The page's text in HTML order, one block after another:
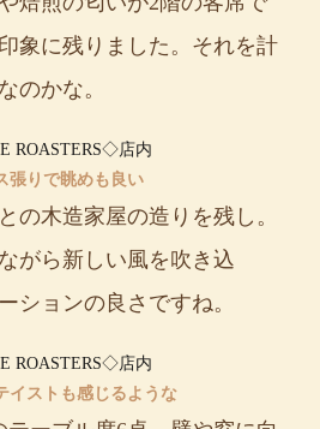
象に残りました。それを計
のかな。
張りで眺めも良い
の木造家屋の造りを残し。
がら新しい風を吹き込
ションの良さですね。
イストも感じるような